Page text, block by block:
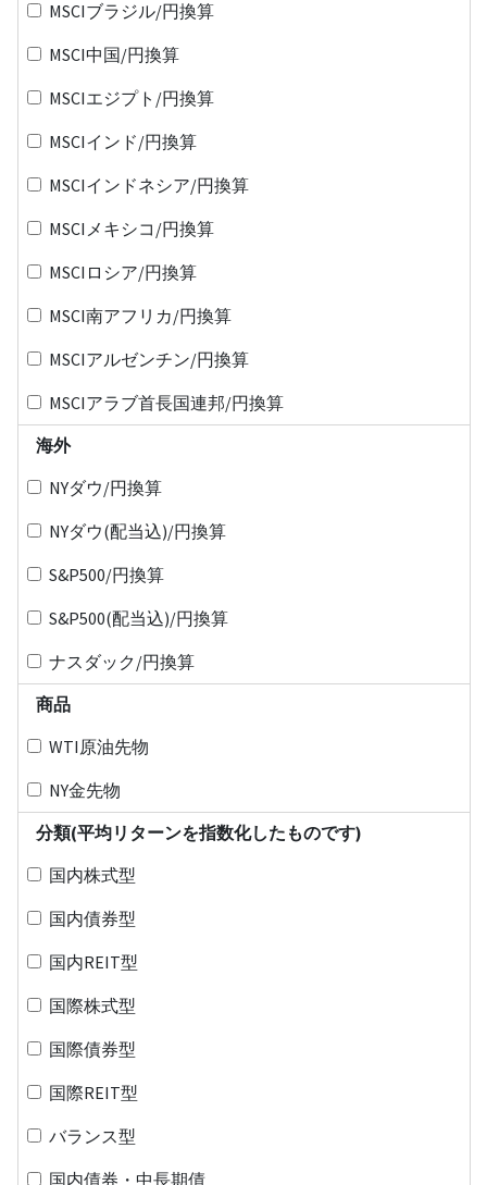
MSCIブラジル/円換算
MSCI中国/円換算
MSCIエジプト/円換算
MSCIインド/円換算
MSCIインドネシア/円換算
MSCIメキシコ/円換算
MSCIロシア/円換算
MSCI南アフリカ/円換算
MSCIアルゼンチン/円換算
MSCIアラブ首長国連邦/円換算
海外
NYダウ/円換算
NYダウ(配当込)/円換算
S&P500/円換算
S&P500(配当込)/円換算
ナスダック/円換算
商品
WTI原油先物
NY金先物
分類(平均リターンを指数化したものです)
国内株式型
国内債券型
国内REIT型
国際株式型
国際債券型
国際REIT型
バランス型
国内債券・中長期債